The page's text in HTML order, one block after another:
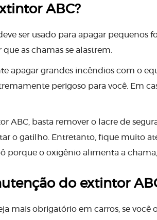
ABC?
ser usado para apagar pequenos
as chamas se alastrem.
apagar grandes incêndios com o
perigoso para você. Em
ABC, basta remover o lacre de
o gatilho. Entretanto, fique muito
porque o oxigênio alimenta a
do extintor
mais obrigatório em carros, se